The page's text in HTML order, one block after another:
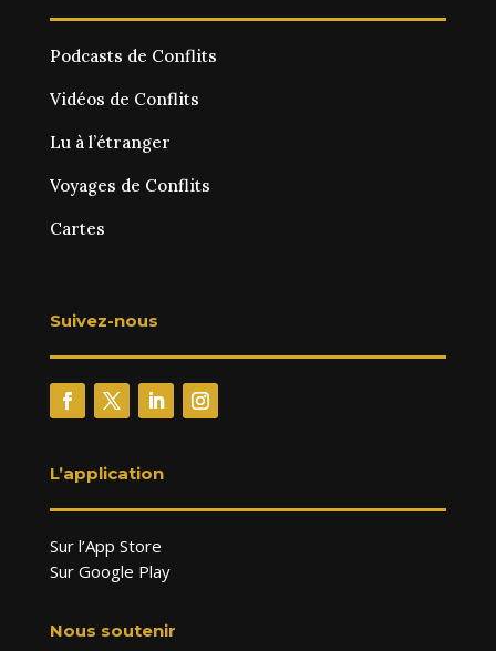
Podcasts de Conflits
Vidéos de Conflits
Lu à l’étranger
Voyages de Conflits
Cartes
Suivez-nous
L’application
Sur l’App Store
Sur Google Play
Nous soutenir